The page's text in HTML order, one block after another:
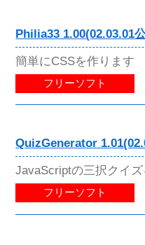
Philia33 1.00(02.03.01
簡単にCSSを作ります
フリーソフト
QuizGenerator
JavaScriptの三択クイ
フリーソフト